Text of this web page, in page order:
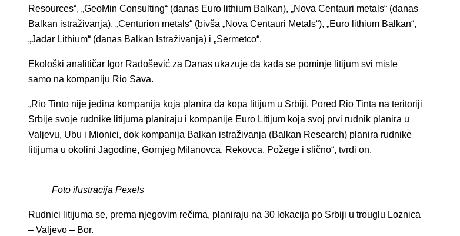
Resources“, „GeoMin Consulting“ (danas Euro lithium Balkan), „Nova Centauri metals“ (danas
Balkan istraživanja), „Centurion metals“ (bivša „Nova Centauri Metals“), „Euro lithium Balkan“,
„Jadar Lithium“ (danas Balkan Istraživanja) i „Sermetco“.
Ekološki analitičar Igor Radošević za Danas ukazuje da kada se pominje litijum svi misle
samo na kompaniju Rio Sava.
„Rio Tinto nije jedina kompanija koja planira da kopa litijum u Srbiji. Pored Rio Tinta na teritoriji
Srbije svoje rudnike litijuma planiraju i kompanije Euro Litijum koja svoj prvi rudnik planira u
Valjevu, Ubu i Mionici, dok kompanija Balkan istraživanja (Balkan Research) planira rudnike
litijuma u okolini Jagodine, Gornjeg Milanovca, Rekovca, Požege i slično“, tvrdi on.
Foto ilustracija Pexels
Rudnici litijuma se, prema njegovim rečima, planiraju na 30 lokacija po Srbiji u trouglu Loznica
– Valjevo – Bor.